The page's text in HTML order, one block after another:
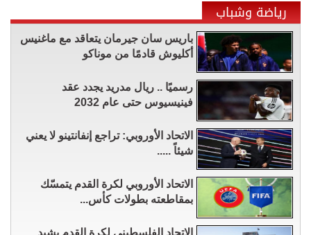
رياضة وشباب
باريس سان جيرمان يتعاقد مع ماغنيس
أكليوش قادمًا من موناكو
رسميًا .. ريال مدريد يجدد عقد
فينيسيوس حتى عام 2032
الاتحاد الأوروبي: تراجع إنفانتينو لا يعني
شيئاً .....
الاتحاد الأوروبي لكرة القدم يتمسّك
بمقاطعته بطولات كأس...